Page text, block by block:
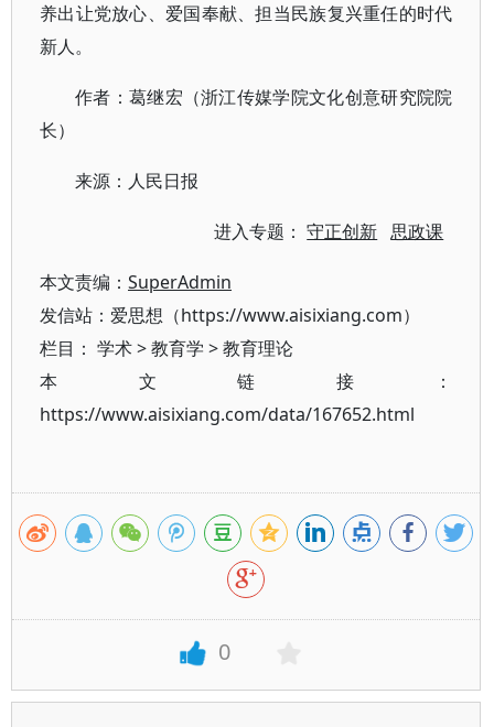
养出让党放心、爱国奉献、担当民族复兴重任的时代
新人。
作者：葛继宏（浙江传媒学院文化创意研究院院
长）
来源：人民日报
进入专题：守正创新 思政课
本文责编： SuperAdmin
发信站：爱思想（https://www.aisixiang.com）
栏目： 学术>教育学 >教育理论
本文链接：
https://www.aisixiang.com/data/167652.html
0